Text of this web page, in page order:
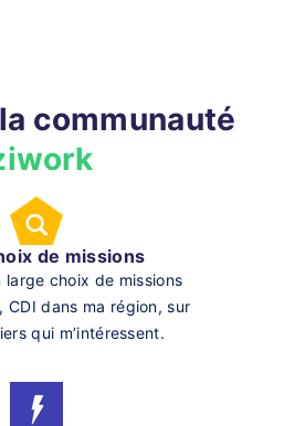
communauté
de missions
large choix de missions
CDI dans ma région, sur
qui m’intéressent.